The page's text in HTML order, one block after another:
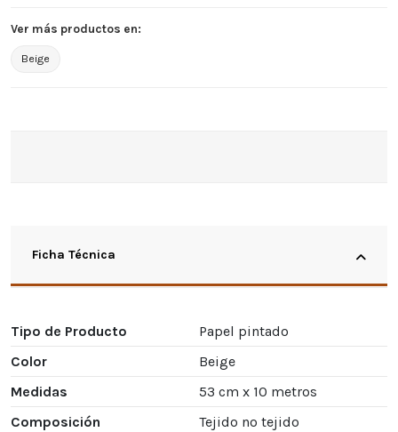
Ver más productos en:
Beige
Ficha Técnica
Tipo de Producto
Papel pintado
Color
Beige
Medidas
53 cm x 10 metros
Composición
Tejido no tejido